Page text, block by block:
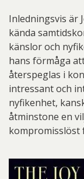
Inledningsvis är
kända
känslor och
hans förmåga
återspeglas i
intressant och
nyfikenhet,
åtminstone en
kompromisslöst